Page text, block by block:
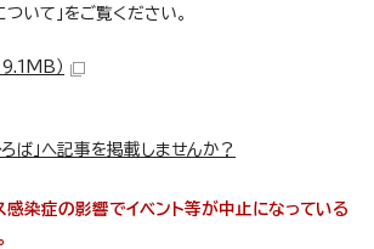
いて」をご覧ください。
）
ば」へ記事を掲載しませんか？
染症の影響でイベント等が中止になっている